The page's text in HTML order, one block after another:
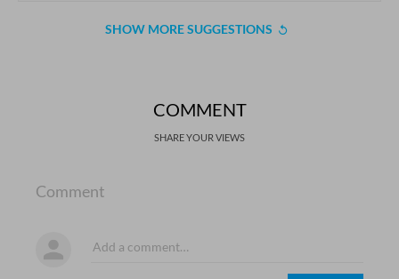
SHOW MORE SUGGESTIONS
COMMENT
SHARE YOUR VIEWS
Comment